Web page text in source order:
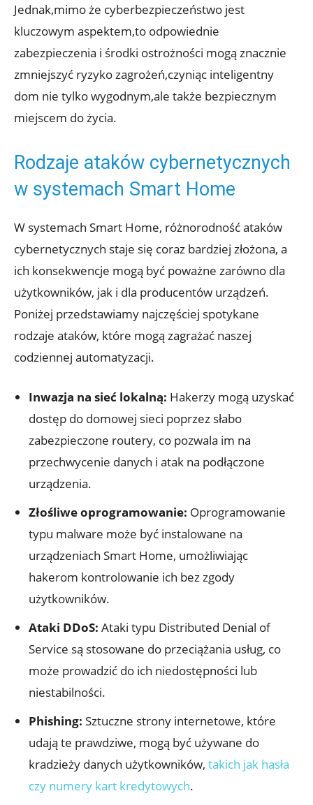
Jednak,mimo że cyberbezpieczeństwo jest
kluczowym ​aspektem,to odpowiednie
zabezpieczenia⁤ i środki ostrożności mogą znacznie
zmniejszyć ryzyko zagrożeń,czyniąc inteligentny
dom nie⁣ tylko wygodnym,ale także bezpiecznym
miejscem do życia.
Rodzaje ‍ataków​ cybernetycznych
w ⁢systemach Smart⁤ Home
W systemach ⁣Smart Home, różnorodność ataków
cybernetycznych⁣ staje ‌się coraz‌ bardziej złożona, a
ich konsekwencje mogą być poważne zarówno ⁣dla
użytkowników, jak i dla producentów urządzeń.
Poniżej przedstawiamy najczęściej ‌spotykane
rodzaje ataków, ‌które mogą zagrażać naszej
codziennej automatyzacji.
Inwazja na sieć lokalną: ⁢Hakerzy mogą uzyskać​
dostęp do domowej sieci poprzez‌ słabo
zabezpieczone routery, co pozwala im na
przechwycenie danych i atak na podłączone
urządzenia.
Złośliwe oprogramowanie: Oprogramowanie
typu malware może być instalowane na
urządzeniach Smart Home, umożliwiając
hakerom kontrolowanie ich bez zgody
użytkowników.
Ataki DDoS: Ataki typu Distributed Denial of
Service są stosowane do przeciążania usług, co
⁤może prowadzić do ich‍ niedostępności lub
niestabilności.
Phishing: Sztuczne strony internetowe, które
udają te prawdziwe, mogą być używane‌ do
kradzieży danych użytkowników, takich jak hasła
czy numery kart kredytowych.